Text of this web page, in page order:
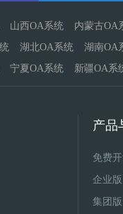
山西OA系统
内蒙古OA
湖北OA系统
湖南OA
宁夏OA系统 新疆OA系
产品
免费
企业版
集团版